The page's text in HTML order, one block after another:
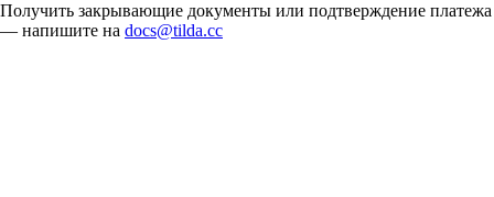
Получить закрывающие документы или подтверждение платежа
— напишите на docs@tilda.cc